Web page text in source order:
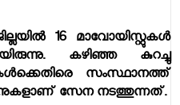
16 മാവോയിസ്റ്റുകള്‍
കഴിഞ്ഞ കുറച്ചു
സംസ്ഥാനത്ത്
സേന നടത്തുന്നത്.